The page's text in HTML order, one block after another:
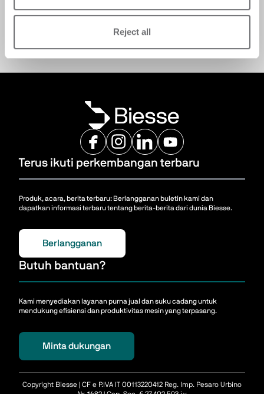
Reject all
Minta dukungan
Terus ikuti perkembangan terbaru
Produk, acara, berita terbaru: Berlangganan buletin kami dan
dapatkan informasi terbaru tentang berita-berita dari dunia Biesse.
Berlangganan
Butuh bantuan?
Kami menyediakan layanan purna jual dan suku cadang untuk
mendukung efisiensi dan produktivitas mesin yang terpasang.
Minta dukungan
Copyright Biesse | CF e P.IVA IT 00113220412 Reg. Imp. Pesaro Urbino